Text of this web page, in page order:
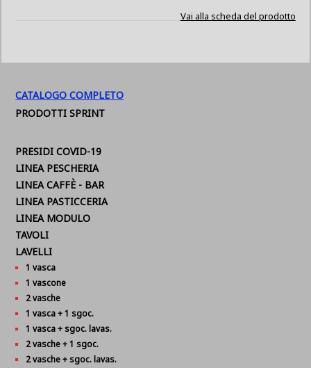
Vai alla scheda del prodotto
CATALOGO COMPLETO
PRODOTTI SPRINT
PRESIDI COVID-19
LINEA PESCHERIA
LINEA CAFFÈ - BAR
LINEA PASTICCERIA
LINEA MODULO
TAVOLI
LAVELLI
1 vasca
1 vascone
2 vasche
1 vasca + 1 sgoc.
1 vasca + sgoc. lavas.
2 vasche + 1 sgoc.
2 vasche + sgoc. lavas.